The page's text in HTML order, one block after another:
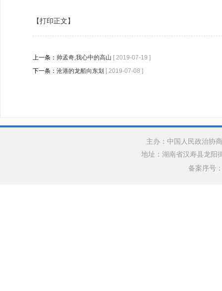
【打印正文】
上一条： 帅孟奇,我心中的高山 [ 2019-07-19 ]
下一条： 沧港的龙船向东划 [ 2019-07-08 ]
主办：中国人民政治协
地址：湖南省汉寿县龙
备案序号